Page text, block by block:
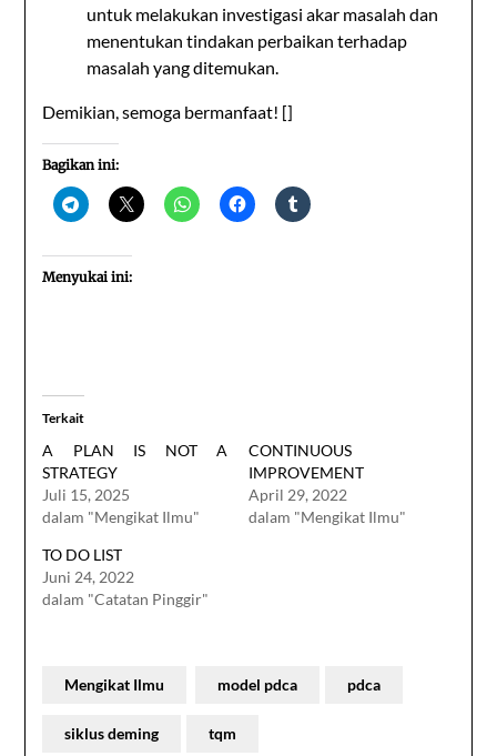
untuk melakukan investigasi akar masalah dan
menentukan tindakan perbaikan terhadap
masalah yang ditemukan.
Demikian, semoga bermanfaat! []
Bagikan ini:
Menyukai ini:
Terkait
A PLAN IS NOT A
STRATEGY
Juli 15, 2025
dalam "Mengikat Ilmu"
CONTINUOUS
IMPROVEMENT
April 29, 2022
dalam "Mengikat Ilmu"
TO DO LIST
Juni 24, 2022
dalam "Catatan Pinggir"
Mengikat Ilmu model pdca pdca
siklus deming tqm